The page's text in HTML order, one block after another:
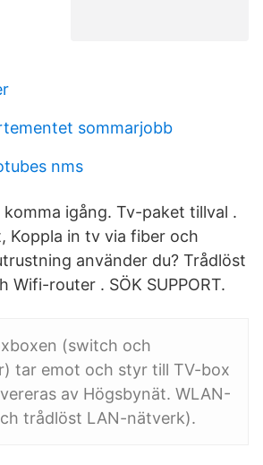
sommarjobb
nms
igång. Tv-paket tillval .
Koppla in tv via fiber och
använder du? Trådlöst
Wifi-router . SÖK SUPPORT.
(switch och
tar emot och styr till TV-box
av Högsbynät. WLAN-
trådlöst LAN-nätverk).